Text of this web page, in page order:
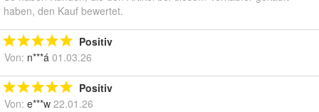
haben, den Kauf bewertet.
Positiv
Von: n***á 01.03.26
Positiv
Von: e***w 22.01.26